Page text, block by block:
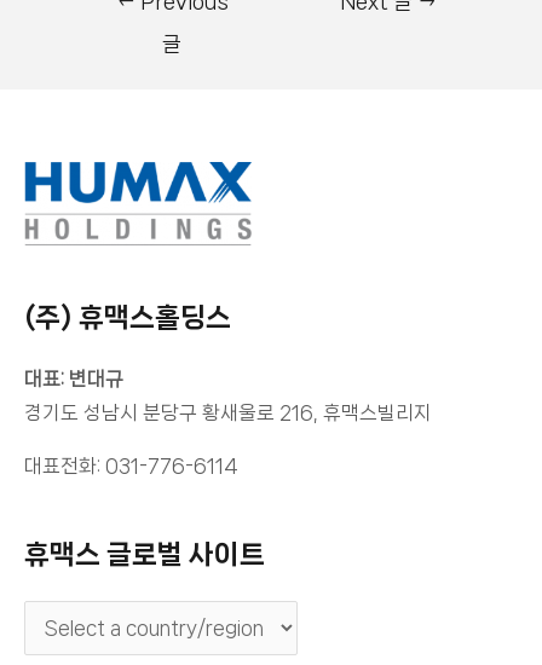
글
(주) 휴맥스홀딩스
대표: 변대규
경기도 성남시 분당구 황새울로 216, 휴맥스빌리지
대표전화: 031-776-6114
휴맥스 글로벌 사이트